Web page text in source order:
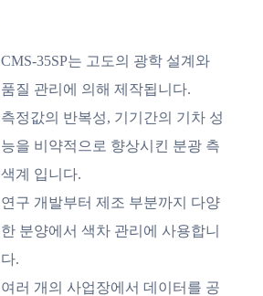
CMS-35SP는 고도의 광학 설계와
품질 관리에 의해 제작됩니다.
측정값의 반복성, 기기간의 기차 성
능을 비약적으로 향상시킨 분광 측
색계 입니다.
연구 개발부터 제조 부분까지 다양
한 분양에서 색차 관리에 사용합니
다.
여러 개의 사업장에서 데이터를 공